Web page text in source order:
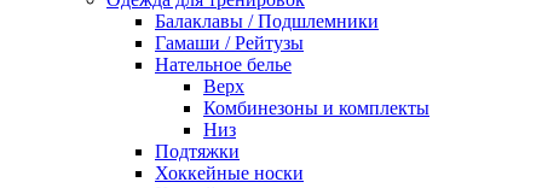
Балаклавы / Подшлемники
Гамаши / Рейтузы
Нательное белье
Верх
Комбинезоны и комплекты
Низ
Подтяжки
Хоккейные носки